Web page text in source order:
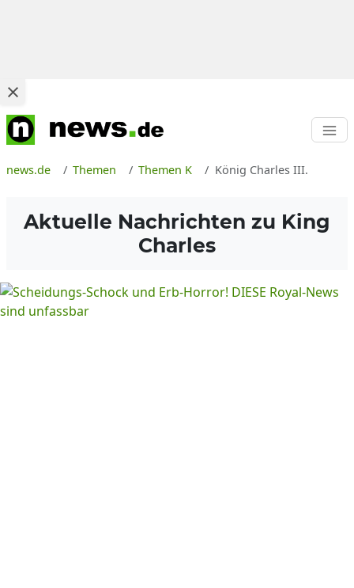
news.de Themen Themen K König Charles III.
Aktuelle Nachrichten zu King
Charles